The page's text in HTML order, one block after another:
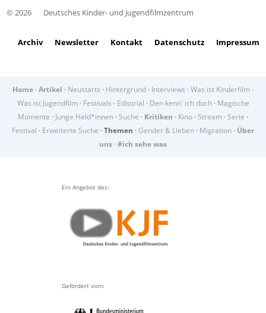
© 2026 Deutsches Kinder- und Jugendfilmzentrum
Archiv Newsletter Kontakt Datenschutz Impressum
Home · Artikel · Neustarts · Hintergrund · Interviews · Was ist Kinderfilm ·
Was ist Jugendfilm · Festivals · Editorial · Den kenn' ich doch· Magische
Momente · Junge Held*innen · Suche · Kritiken · Kino · Stream · Serie ·
Festival · Erweiterte Suche · Themen · Gender & Lieben · Migration · Über
uns · #ich sehe was
Ein Angebot des:
Gefördert vom: